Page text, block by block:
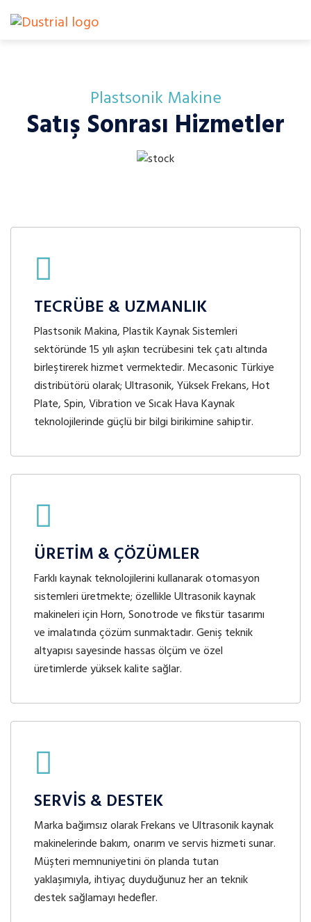
Plastsonik Makine
Satış Sonrası Hizmetler
TECRÜBE & UZMANLIK
Plastsonik Makina, Plastik Kaynak Sistemleri
sektöründe 15 yılı aşkın tecrübesini tek çatı altında
birleştirerek hizmet vermektedir. Mecasonic Türkiye
distribütörü olarak; Ultrasonik, Yüksek Frekans, Hot
Plate, Spin, Vibration ve Sıcak Hava Kaynak
teknolojilerinde güçlü bir bilgi birikimine sahiptir.
ÜRETİM & ÇÖZÜMLER
Farklı kaynak teknolojilerini kullanarak otomasyon
sistemleri üretmekte; özellikle Ultrasonik kaynak
makineleri için Horn, Sonotrode ve fikstür tasarımı
ve imalatında çözüm sunmaktadır. Geniş teknik
altyapısı sayesinde hassas ölçüm ve özel
üretimlerde yüksek kalite sağlar.
SERVİS & DESTEK
Marka bağımsız olarak Frekans ve Ultrasonik kaynak
makinelerinde bakım, onarım ve servis hizmeti sunar.
Müşteri memnuniyetini ön planda tutan
yaklaşımıyla, ihtiyaç duyduğunuz her an teknik
destek sağlamayı hedefler.